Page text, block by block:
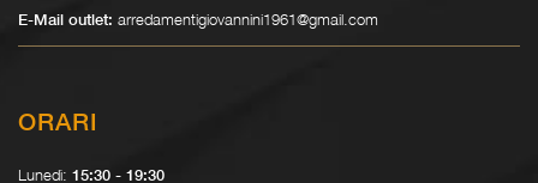
E-Mail outlet: arredamentigiovannini1961@gmail.com
ORARI
Lunedì: 15:30 - 19:30